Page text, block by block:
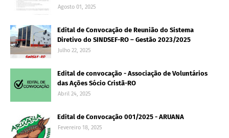
Agosto 01, 2025
Edital de Convocação de Reunião do Sistema
Diretivo do SINDSEF-RO – Gestão 2023/2025
Julho 22, 2025
Edital de convocação - Associação de Voluntários
das Ações Sócio Cristã-RO
Abril 24, 2025
Edital de Convocação 001/2025 - ARUANA
Fevereiro 18, 2025